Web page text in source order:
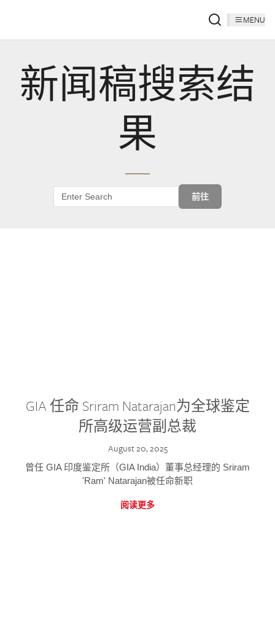
MENU
新闻稿搜索结
果
前往
GIA 任命 Sriram Natarajan为全球鉴定
所高级运营副总裁
August 20, 2025
曾任 GIA 印度鉴定所（GIA India）董事总经理的 Sriram
'Ram' Natarajan被任命新职
阅读更多